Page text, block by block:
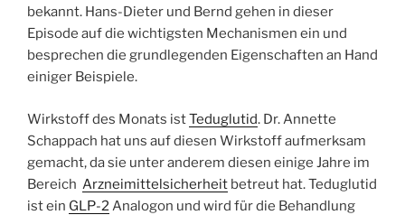
bekannt. Hans-Dieter und Bernd gehen in dieser
Episode auf die wichtigsten Mechanismen ein und
besprechen die grundlegenden Eigenschaften an Hand
einiger Beispiele.
Wirkstoff des Monats istTeduglutid. Dr. Annette
Schappach hat uns auf diesen Wirkstoff aufmerksam
gemacht, da sie unter anderem diesen einige Jahre im
Bereich Arzneimittelsicherheit betreut hat. Teduglutid
ist ein GLP-2Analogon und wird für die Behandlung